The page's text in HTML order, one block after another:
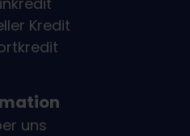
Kredit
uns